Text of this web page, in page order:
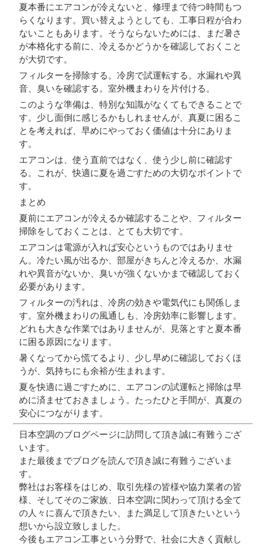
夏本番にエアコンが冷えないと、修理まで待つ時間もつ
らくなります。買い替えようとしても、工事日程が合わ
ないこともあります。そうならないためには、まだ暑さ
が本格化する前に、冷えるかどうかを確認しておくこと
が大切です。
フィルターを掃除する。冷房で試運転する。水漏れや異
音、臭いを確認する。室外機まわりを片付ける。
このような準備は、特別な知識がなくてもできることで
す。少し面倒に感じるかもしれませんが、真夏に困るこ
とを考えれば、早めにやっておく価値は十分にありま
す。
エアコンは、使う直前ではなく、使う少し前に確認す
る。これが、快適に夏を過ごすための大切なポイントで
す。
まとめ
夏前にエアコンが冷えるか確認することや、フィルター
掃除をしておくことは、とても大切です。
エアコンは電源が入れば安心というものではありませ
ん。冷たい風が出るか、部屋がきちんと冷えるか、水漏
れや異音がないか、臭いが強くないかまで確認しておく
必要があります。
フィルターの汚れは、冷房の効きや電気代にも関係しま
す。室外機まわりの風通しも、冷房効率に影響します。
どれも大きな作業ではありませんが、見落とすと夏本番
に困る原因になります。
暑くなってから慌てるより、少し早めに確認しておくほ
うが、気持ちにも余裕が生まれます。
夏を快適に過ごすために、エアコンの試運転と掃除は早
めに済ませておきましょう。たったひと手間が、真夏の
安心につながります。
日本空調のブログページに訪問して頂き誠に有難うござ
います。
また最後までブログを読んで頂き誠に有難うございま
す。
弊社はお客様をはじめ、取引先様の皆様や協力業者の皆
様、そしてそのご家族、日本空調に関わって頂ける全て
の人々に喜んで頂きたい、また満足して頂きたいという
想いから設立致しました。
今後もエアコン工事という分野で、社会に大きく貢献し